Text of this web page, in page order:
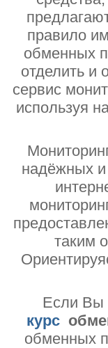
правило
обменных
отделить и
сервис
используя
надёжных и
таким
Если Вы
курс
обменных